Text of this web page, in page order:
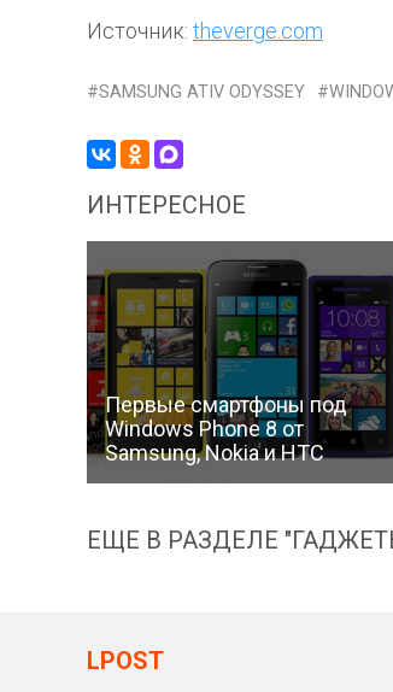
Источник: theverge.com
SAMSUNG ATIV ODYSSEY
ИНТЕРЕСНОЕ
Первые смартфоны под
Windows Phone 8 от
Samsung, Nokia и HTC
ЕЩЕ В РАЗДЕЛЕ
LPOST